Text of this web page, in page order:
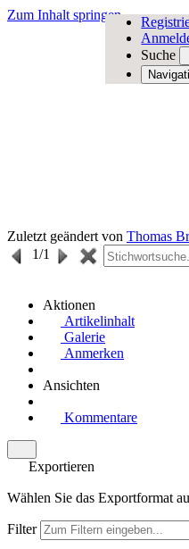
Zum Inhalt springen
Suche
Zuletzt geändert von Thomas
1/1
Aktionen
Artikelinhalt
Galerie
Anmerken
Ansichten
Kommentare
Exportieren
Wählen Sie das Exportformat
Filter